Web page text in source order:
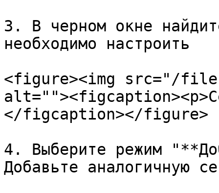
3. В черном окне
необходимо настроить
<figure><img src="/files/
</figcaption></figure>
4. Выберите режим
Добавьте аналогичную